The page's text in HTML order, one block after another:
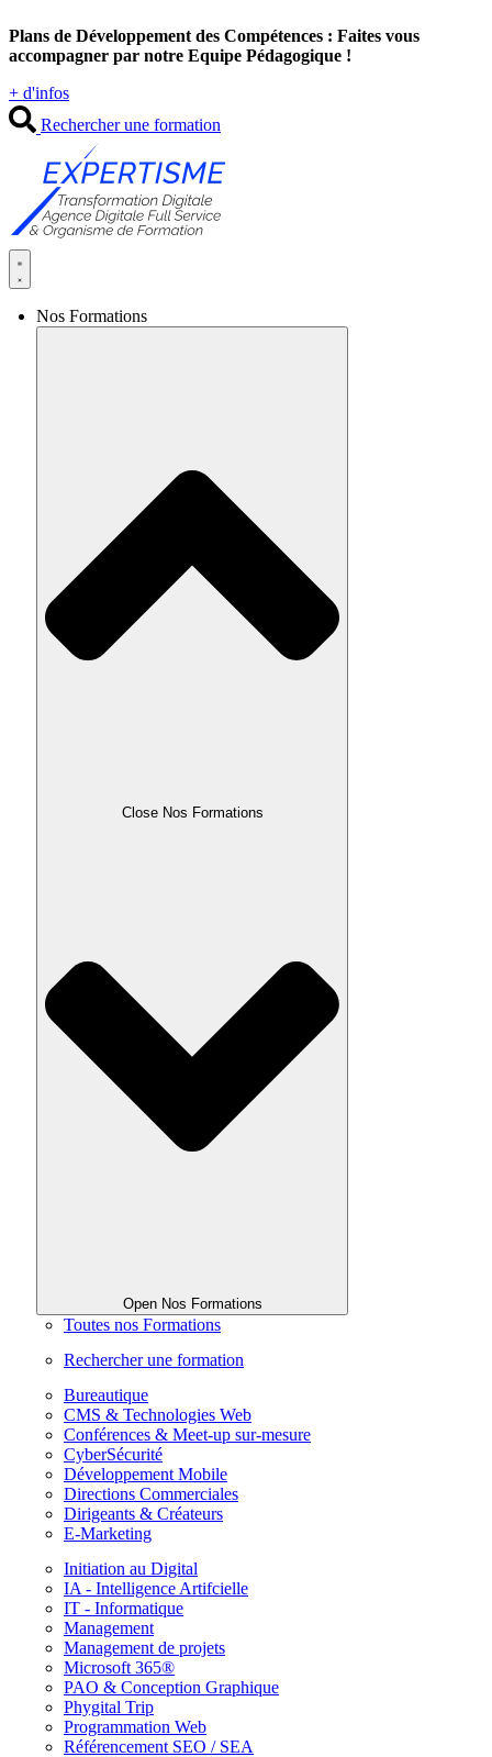
au
contenu
Plans de Développement des Compétences : Faites vous
accompagner par notre Equipe Pédagogique !
+ d'infos
Rechercher une formation
Nos Formations
Close Nos Formations
Open Nos Formations
Toutes nos Formations
Rechercher une formation
Bureautique
CMS & Technologies Web
Conférences & Meet-up sur-mesure
CyberSécurité
Développement Mobile
Directions Commerciales
Dirigeants & Créateurs
E-Marketing
Initiation au Digital
IA - Intelligence Artifcielle
IT - Informatique
Management
Management de projets
Microsoft 365®
PAO & Conception Graphique
Phygital Trip
Programmation Web
Référencement SEO / SEA